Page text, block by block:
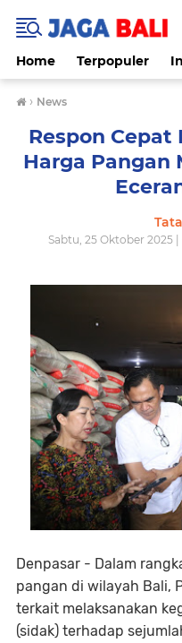
Home Terpopuler
› News
Respon Cepat
Harga Pangan
Sabtu, 25 Oktober 2025
Denpasar - Dalam
pangan di wilayah Bali,
terkait melaksanakan
(sidak) terhadap